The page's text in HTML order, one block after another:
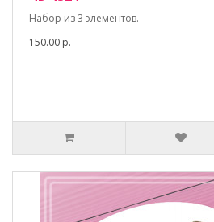
Набор из 3 элементов.
150.00 р.